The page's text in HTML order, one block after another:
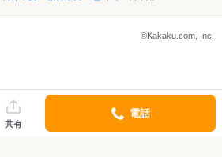
©Kakaku.com, Inc.
共有
電話